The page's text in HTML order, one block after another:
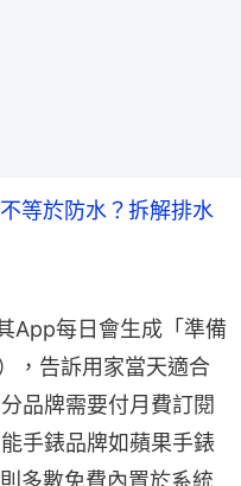
等於防水？拆解排水
App每日會生成「準備
，告訴用家當天適合
品牌需要付月費訂閱
手錶品牌如蘋果手錶
多數免費內置於系統